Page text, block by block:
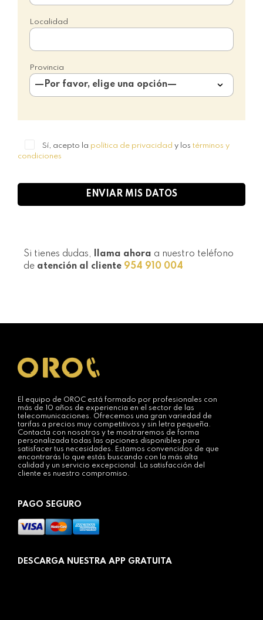
Localidad
Provincia
Sí, acepto la política de privacidad y los términos y
condiciones
Si tienes dudas, llama ahora a nuestro teléfono
de atención al cliente 954 910 004
El equipo de OROC está formado por profesionales con
más de 10 años de experiencia en el sector de las
telecomunicaciones. Ofrecemos una gran variedad de
tarifas a precios muy competitivos y sin letra pequeña.
Contacta con nosotros y te mostraremos de forma
personalizada todas las opciones disponibles para
satisfacer tus necesidades. Estamos convencidos de que
encontrarás lo que estás buscando con la más alta
calidad y un servicio excepcional. La satisfacción del
cliente es nuestro compromiso.
PAGO SEGURO
DESCARGA NUESTRA APP GRATUITA